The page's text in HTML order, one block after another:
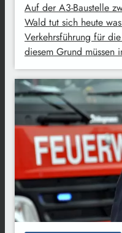
Auf der A3-Baustelle
Wald tut sich heute
Verkehrsführung für
diesem Grund